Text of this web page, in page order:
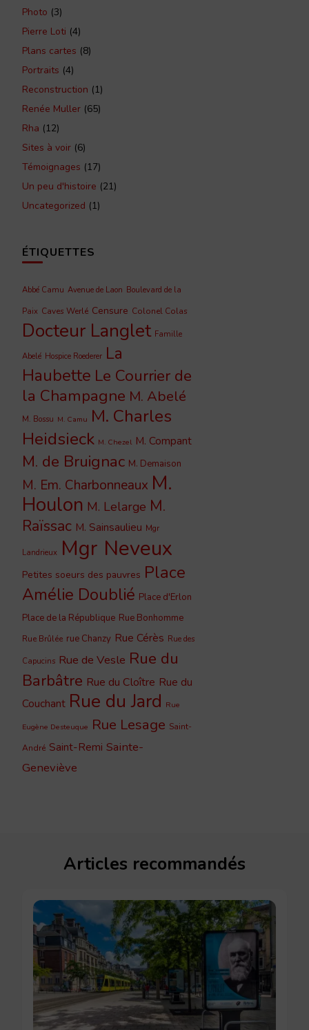
Photo (3)
Pierre Loti (4)
Plans cartes (8)
Portraits (4)
Reconstruction (1)
Renée Muller (65)
Rha (12)
Sites à voir (6)
Témoignages (17)
Un peu d'histoire (21)
Uncategorized (1)
ÉTIQUETTES
Abbé Camu Avenue de Laon Boulevard de la
Paix Caves Werlé Censure Colonel Colas
Docteur Langlet Famille
Abelé Hospice Roederer La
Haubette Le Courrier de
la Champagne M. Abelé
M. Bossu M. Camu M. Charles
Heidsieck M. Chezel M. Compant
M. de Bruignac M. Demaison
M. Em. Charbonneaux M.
Houlon M. Lelarge M.
Raïssac M. Sainsaulieu Mgr
Landrieux Mgr Neveux
Petites soeurs des pauvres Place
Amélie Doublié Place d'Erlon
Place de la République Rue Bonhomme
Rue Brûlée rue Chanzy Rue Cérès Rue des
Capucins Rue de Vesle Rue du
Barbâtre Rue du Cloître Rue du
Couchant Rue du Jard Rue
Eugène Desteuque Rue Lesage Saint-
André Saint-Remi Sainte-
Geneviève
Articles recommandés